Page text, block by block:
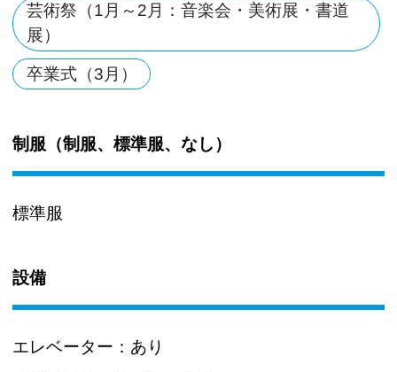
芸術祭（1月～2月：音楽会・美術展・書道
展）
卒業式（3月）
制服（制服、標準服、なし）
標準服
設備
エレベーター： あり